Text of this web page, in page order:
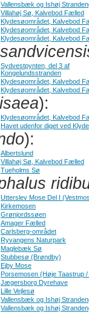
Vallensbæk og Ishøj
Villahøj Sø, Kalvebod Fælled
Klydesøområdet, Kalvebod
Klydesøområdet, Kalvebod
Klydesøområdet, Kalvebod
Sydvestpynten, del 3 af
Kongelundsstranden
Klydesøområdet, Kalvebod
Klydesøområdet, Kalvebod
):
Klydesøområdet, Kalvebod
Havet udenfor diget ved
):
Albertslund
Villahøj Sø, Kalvebod Fælled
Tueholms Sø
Utterslev Mose Del I
Kirkemosen
Grønjordssøen
Amager Fælled
Carlsberg-området
Ryvangens Naturpark
Maglebæk Sø
Stubbesø (Brøndby)
Ejby Mose
Porsemosen (Høje Taastrup /
Jægersborg Dyrehave
Lille Vejlesø
Vallensbæk og Ishøj
Vallensbæk og Ishøj